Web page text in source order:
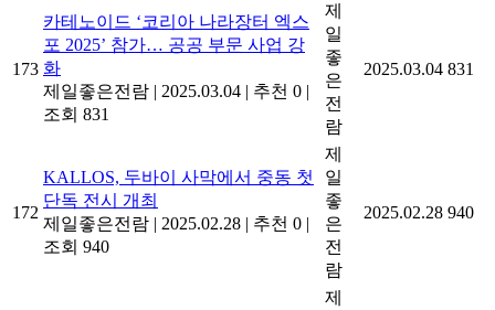
173
카테노이드 ‘코리아 나라장터 엑스
포 2025’ 참가… 공공 부문 사업 강
화
제일좋은전람 | 2025.03.04 | 추천 0 |
조회 831
제
일
좋
은
전
람
2025.03.04 831
172
KALLOS, 두바이 사막에서 중동 첫
단독 전시 개최
제일좋은전람 | 2025.02.28 | 추천 0 |
조회 940
제
일
좋
은
전
람
2025.02.28 940
제